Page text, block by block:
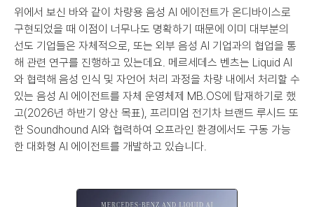
위에서 보신 바와 같이 차량용 음성 AI 에이전트가 온디바이스로
구현되었을 때 이점이 너무나도 명확하기 때문에 이미 대부분의
선도 기업들은 자체적으로, 또는 외부 음성 AI 기업과의 협업을 통
해 관련 연구를 진행하고 있는데요. 메르세데스 벤츠는 Liquid AI
와 협력해 음성 인식 및 자언어 처리 과정을 차량 내에서 처리할 수
있는 음성 AI 에이전트를 자체 운영체제 MB.OS에 탑재하기로 했
고(2026년 하반기 양산 목표), 프리미엄 전기차 브랜드 루시드 또
한 Soundhound AI와 협력하여 오프라인 환경에서도 구동 가능
한 대화형 AI 에이전트를 개발하고 있습니다.